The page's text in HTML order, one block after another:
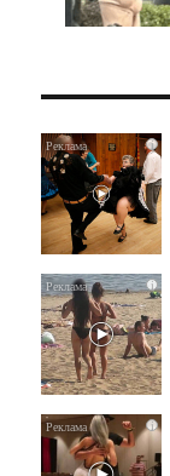
i
i
i